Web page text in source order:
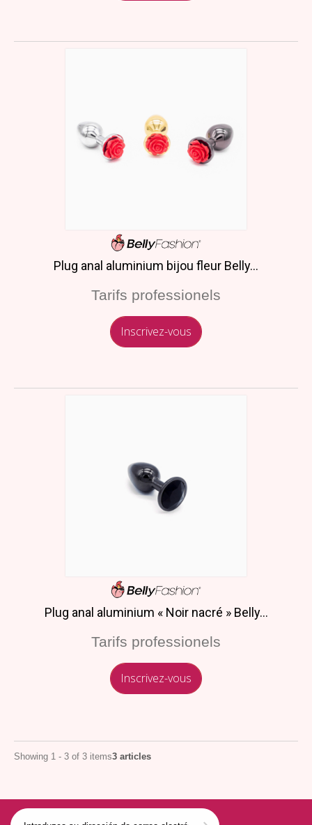
Plug anal aluminium bijou fleur Belly...
Tarifs professionels
Inscrivez-vous
Plug anal aluminium « Noir nacré » Belly...
Tarifs professionels
Inscrivez-vous
Showing 1 - 3 of 3 items3 articles